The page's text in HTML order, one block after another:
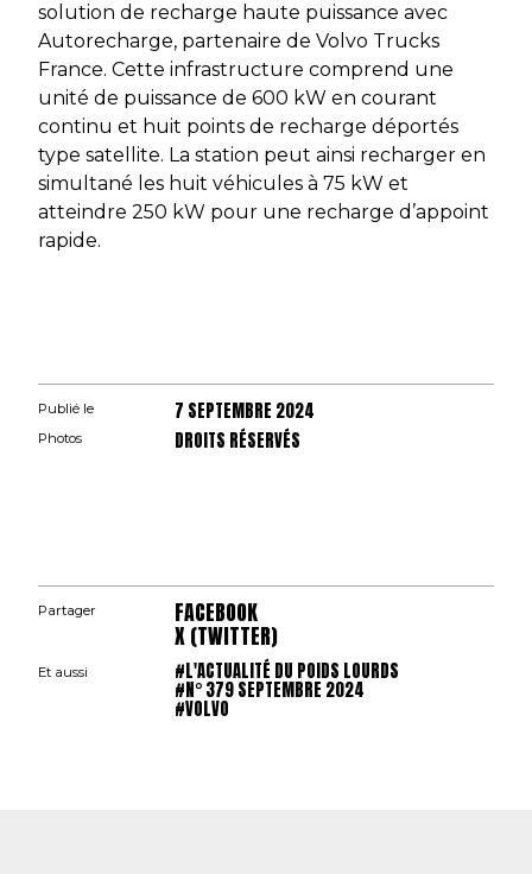
solution de recharge haute puissance avec
Autorecharge, partenaire de Volvo Trucks
France. Cette infrastructure comprend une
unité de puissance de 600 kW en courant
continu et huit points de recharge déportés
type satellite. La station peut ainsi recharger en
simultané les huit véhicules à 75 kW et
atteindre 250 kW pour une recharge d’appoint
rapide.
Publié le 7 SEPTEMBRE 2024
Photos DROITS RÉSERVÉS
Partager FACEBOOK
X (TWITTER)
Et aussi #L'ACTUALITÉ DU POIDS LOURDS
#N° 379 SEPTEMBRE 2024
#VOLVO